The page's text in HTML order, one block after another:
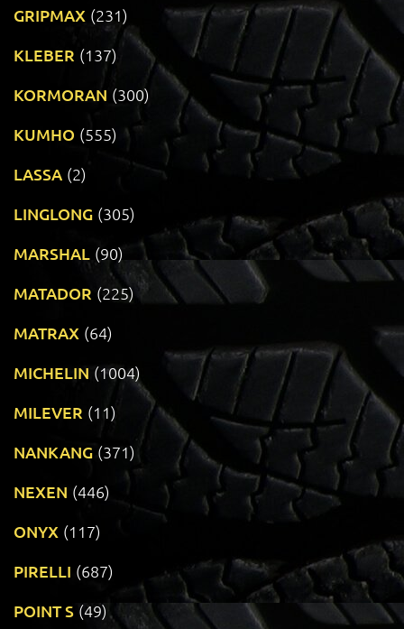
GRIPMAX (231)
KLEBER (137)
KORMORAN (300)
KUMHO (555)
LASSA (2)
LINGLONG (305)
MARSHAL (90)
MATADOR (225)
MATRAX (64)
MICHELIN (1004)
MILEVER (11)
NANKANG (371)
NEXEN (446)
ONYX (117)
PIRELLI (687)
POINT S (49)